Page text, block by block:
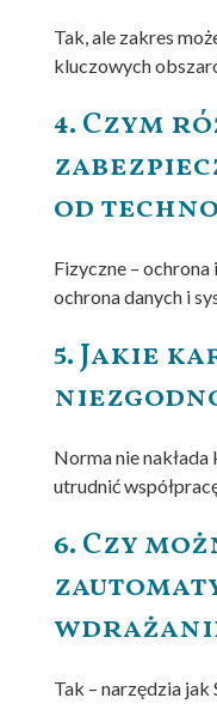
Tak, ale zakres
kluczowych
4. Czym
od
Fizyczne –
ochrona danych i
5. Jakie
Norma nie
utrudnić
6. Czy
Tak – narzędzia